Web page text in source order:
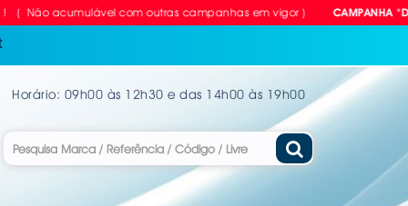
com outras campanhas em vigor ) CAMPANHA
Horário: 09h00 às 12h30 e das 14h00 às 19h00